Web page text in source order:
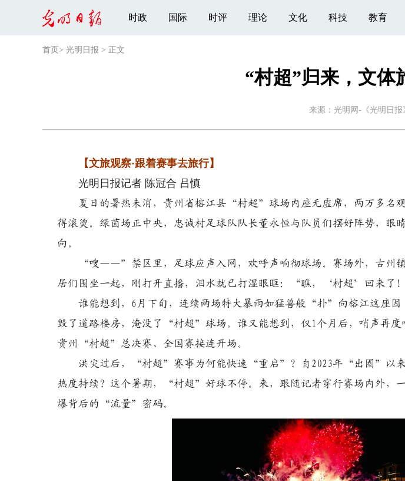
时政 国际 时评 理论 文化 科技 教育
首页 > 光明日报 > 正文
“村超”归来，文体
来源： 光明网-《光明日报
【文旅观察·跟着赛事去旅行】
光明日报记者 陈冠合 吕慎
夏日的暑热未消，贵州省榕江县“村超”球场内座无虚席，两万多名观
得滚烫。绿茵场正中央，忠诚村足球队队长董永恒与队员们摆好阵势，眼
向。
“嗖——”禁区里，足球应声入网，欢呼声响彻球场。赛场外，古州镇
居们围坐一起，刚打开直播，泪水就已打湿眼眶：“瞧，‘村超’回来了
谁能想到，6月下旬，连续两场特大暴雨如猛兽般“扑”向榕江这座
毁了道路楼房，淹没了“村超”球场。谁又能想到，仅1个月后，哨声再度
贵州“村超”总决赛、全国赛接连开场。
洪灾过后，“村超”赛事为何能快速“重启”？自2023年“出圈”以
热度持续？这个暑期，“村超”好球不停。来，跟随记者穿行赛场内外，
爆背后的“流量”密码。